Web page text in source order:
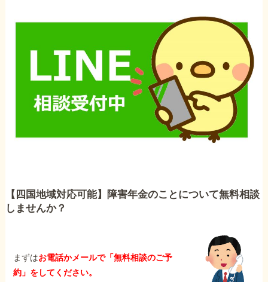
【四国地域対応可能】障害年金のことについて無料相談
しませんか？
まずはお電話かメールで「無料相談のご予
約」をしてください。